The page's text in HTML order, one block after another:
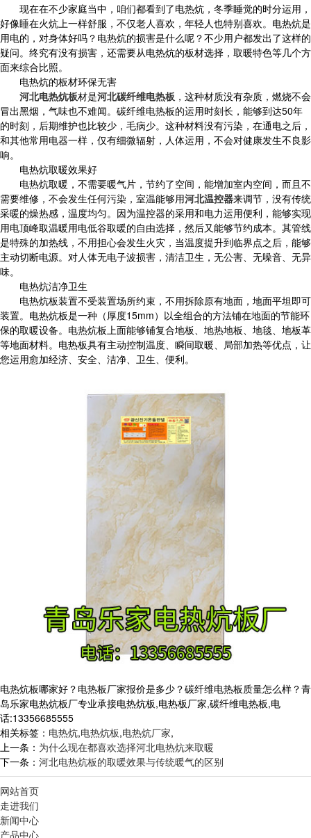
现在在不少家庭当中，咱们都看到了电热炕，冬季睡觉的时分运用，
好像睡在火炕上一样舒服，不仅老人喜欢，年轻人也特别喜欢。电热炕是
用电的，对身体好吗？电热炕的损害是什么呢？不少用户都发出了这样的
疑问。终究有没有损害，还需要从电热炕的板材选择，取暖特色等几个方
面来综合比照。
电热炕的板材环保无害
河北电热炕板材是河北碳纤维电热板 ，这种材质没有杂质，燃烧不会
冒出黑烟，气味也不难闻。碳纤维电热板的运用时刻长，能够到达50年
的时刻，后期维护也比较少，毛病少。这种材料没有污染，在通电之后，
和其他常用电器一样，仅有细微辐射，人体运用，不会对健康发生不良影
响。
电热炕取暖效果好
电热炕取暖，不需要暖气片，节约了空间，能增加室内空间，而且不
需要维修，不会发生任何污染，室温能够用河北温控器来调节，没有传统
采暖的燥热感，温度均匀。因为温控器的采用和电力运用便利，能够实现
用电顶峰取温暖用电低谷取暖的自由选择，然后又能够节约成本。其管线
是特殊的加热线，不用担心会发生火灾，当温度提升到临界点之后，能够
主动切断电源。对人体无电子波损害，清洁卫生，无公害、无噪音、无异
味。
电热炕洁净卫生
电热炕板装置不受装置场所约束，不用拆除原有地面，地面平坦即可
装置。电热炕板是一种（厚度15mm）以全组合的方法铺在地面的节能环
保的取暖设备。电热炕板上面能够铺复合地板、地热地板、地毯、地板革
等地面材料。电热板具有主动控制温度、瞬间取暖、局部加热等优点，让
您运用愈加经济、安全、洁净、卫生、便利。
电热炕板哪家好？电热板厂家报价是多少？碳纤维电热板质量怎么样？青
岛乐家电热炕板厂专业承接电热炕板,电热板厂家,碳纤维电热板,电
话:13356685555
相关标签： 电热炕,电热炕板,电热炕厂家,
上一条： 为什么现在都喜欢选择河北电热炕来取暖
下一条： 河北电热炕板的取暖效果与传统暖气的区别
网站首页
走进我们
新闻中心
产品中心